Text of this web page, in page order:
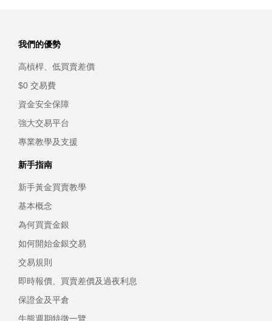
我們的優勢
高槓桿、低買賣差價
$0 交易費
資金安全保障
強大交易平台
專業教學及支援
新手指南
新手黃金買賣教學
基本概念
為何買賣金銀
如何開始金銀交易
交易規則
即時報價、買賣差價及過夜利息
保證金及平倉
牛熊週期特徵一覽